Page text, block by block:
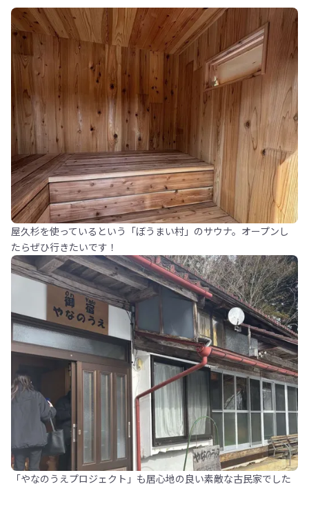
屋久杉を使っているという「ぼうまい村」のサウナ。オープンし
たらぜひ行きたいです！
「やなのうえプロジェクト」も居心地の良い素敵な古民家でした